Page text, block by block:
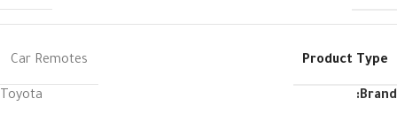
Product Type
Car Remotes
Brand:
Toyota